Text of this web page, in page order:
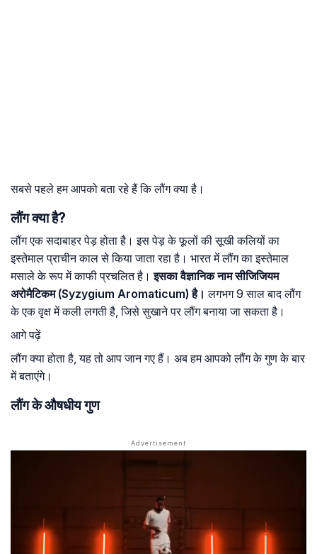
सबसे पहले हम आपको बता रहे हैं कि लौंग क्या है।
लौंग क्या है?
लौंग एक सदाबाहर पेड़ होता है। इस पेड़ के फूलों की सूखी कलियों का
इस्तेमाल प्राचीन काल से किया जाता रहा है। भारत में लौंग का इस्तेमाल
मसाले के रूप में काफी प्रचलित है। इसका वैज्ञानिक नाम सीजिजियम
अरोमैटिकम (Syzygium Aromaticum) है। लगभग 9 साल बाद लौंग
के एक वृक्ष में कली लगती है, जिसे सुखाने पर लौंग बनाया जा सकता है।
आगे पढ़ें
लौंग क्या होता है, यह तो आप जान गए हैं। अब हम आपको लौंग के गुण के बार
में बताएंगे।
लौंग के औषधीय गुण